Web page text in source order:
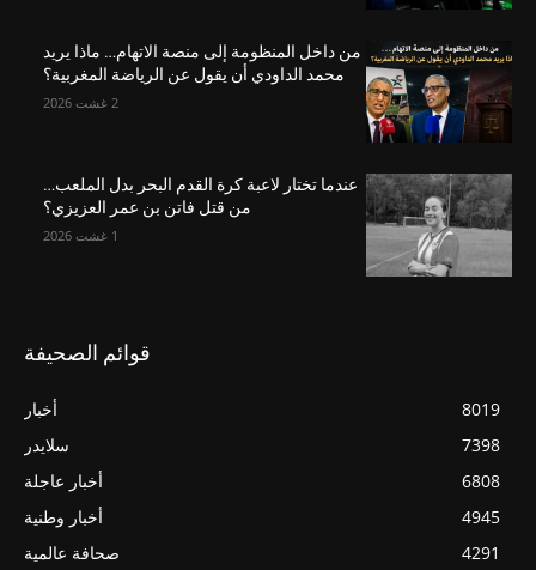
من داخل المنظومة إلى منصة الاتهام… ماذا يريد
محمد الداودي أن يقول عن الرياضة المغربية؟
2 غشت 2026
عندما تختار لاعبة كرة القدم البحر بدل الملعب…
من قتل فاتن بن عمر العزيزي؟
1 غشت 2026
قوائم الصحيفة
أخبار
8019
سلايدر
7398
أخبار عاجلة
6808
أخبار وطنية
4945
صحافة عالمية
4291